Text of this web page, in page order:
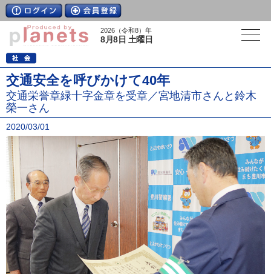
2026（令和8）年
8月8日 土曜日
交通安全を呼びかけて40年
交通栄誉章緑十字金章を受章／宮地清市さんと鈴木
榮一さん
2020/03/01